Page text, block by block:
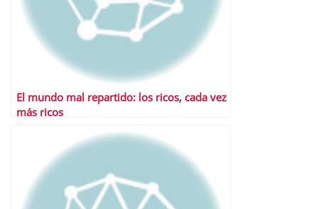
El mundo mal repartido: los ricos, cada vez
más ricos